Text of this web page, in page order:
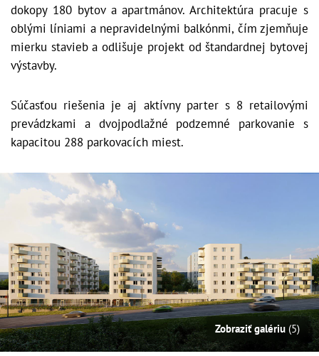
dokopy 180 bytov a apartmánov. Architektúra pracuje s
oblými líniami a nepravidelnými balkónmi, čím zjemňuje
mierku stavieb a odlišuje projekt od štandardnej bytovej
výstavby.
Súčasťou riešenia je aj aktívny parter s 8 retailovými
prevádzkami a dvojpodlažné podzemné parkovanie s
kapacitou 288 parkovacích miest.
Zobraziť galériu (5)